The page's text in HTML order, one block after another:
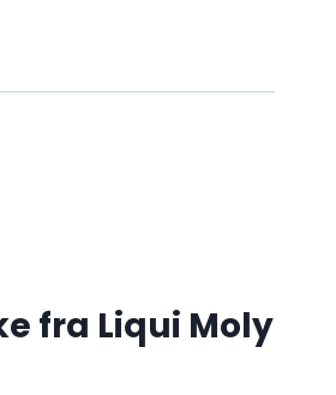
fra Liqui Moly